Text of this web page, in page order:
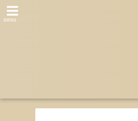
menu